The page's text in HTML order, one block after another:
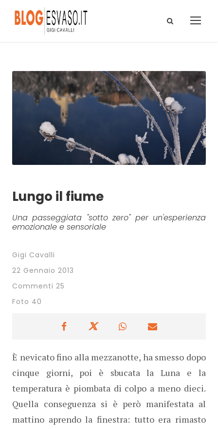
Lungo il fiume
Una passeggiata "sotto zero" per un'esperienza
emozionale e sensoriale
Gigi Cavalli
22 Gennaio 2013
Commenti 25
Foto 40
È nevicato fino alla mezzanotte, ha smesso dopo
cinque giorni, poi è sbucata la Luna e la
temperatura è piombata di colpo a meno dieci.
Quella conseguenza si è però manifestata al
mattino aprendo la finestra: tutto era rimasto